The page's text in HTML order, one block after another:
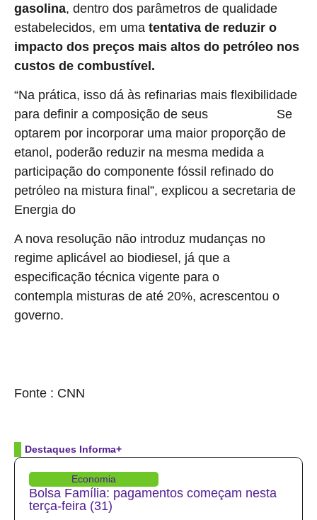
gasolina, dentro dos parâmetros de qualidade
estabelecidos, em uma tentativa de reduzir o
impacto dos preços mais altos do petróleo nos
custos de combustível.
“Na prática, isso dá às refinarias mais flexibilidade
para definir a composição de seus
Se
optarem por incorporar uma maior proporção de
etanol, poderão reduzir na mesma medida a
participação do componente fóssil refinado do
petróleo na mistura final”, explicou a secretaria de
Energia do
A nova resolução não introduz mudanças no
regime aplicável ao biodiesel, já que a
especificação técnica vigente para o
contempla misturas de até 20%, acrescentou o
governo.
Fonte : CNN
Destaques Informa+
Economia
Bolsa Família: pagamentos começam nesta
terça-feira (31)